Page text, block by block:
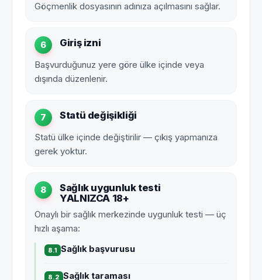
Göçmenlik dosyasının adınıza açılmasını sağlar.
6 Giriş izni
Başvurduğunuz yere göre ülke içinde veya
dışında düzenlenir.
7 Statü değişikliği
Statü ülke içinde değiştirilir — çıkış yapmanıza
gerek yoktur.
8
Sağlık uygunluk testi
YALNIZCA 18+
Onaylı bir sağlık merkezinde uygunluk testi — üç
hızlı aşama:
8.1 Sağlık başvurusu
8.2 Sağlık taraması